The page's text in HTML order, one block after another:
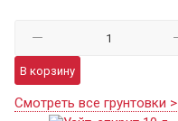
В корзину
Смотреть все грунтовки >